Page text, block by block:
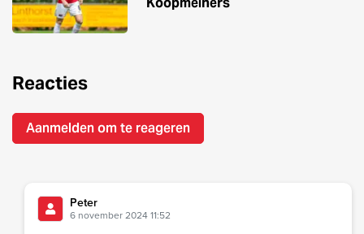
Reacties
Aanmelden om te reageren
Peter
6 november 2024 11:52